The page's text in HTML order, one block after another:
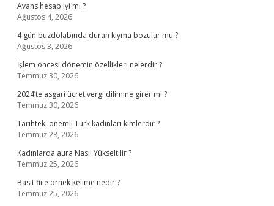
Avans hesap iyi mi ?
Ağustos 4, 2026
4 gün buzdolabında duran kıyma bozulur mu ?
Ağustos 3, 2026
İşlem öncesi dönemin özellikleri nelerdir ?
Temmuz 30, 2026
2024’te asgari ücret vergi dilimine girer mi ?
Temmuz 30, 2026
Tarihteki önemli Türk kadınları kimlerdir ?
Temmuz 28, 2026
Kadınlarda aura Nasıl Yükseltilir ?
Temmuz 25, 2026
Basit fiile örnek kelime nedir ?
Temmuz 25, 2026